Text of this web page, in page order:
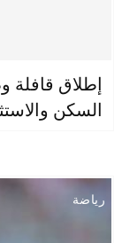
إطلاق قافلة
السكن
رياضة